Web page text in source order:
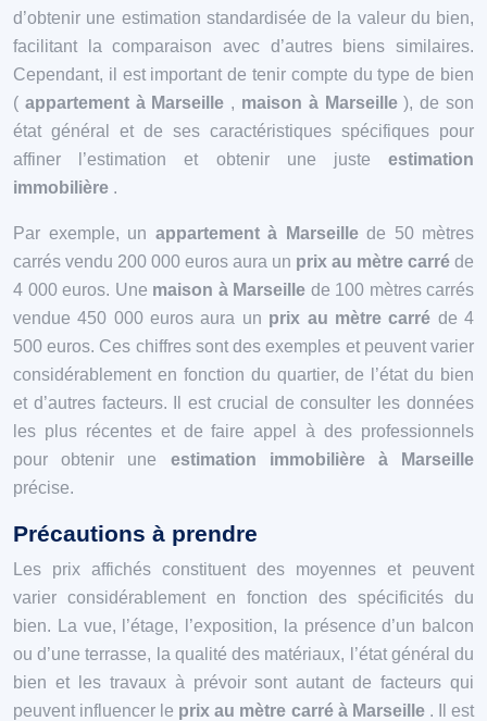
d’obtenir une estimation standardisée de la valeur du bien,
facilitant la comparaison avec d’autres biens similaires.
Cependant, il est important de tenir compte du type de bien
( appartement à Marseille , maison à Marseille), de son
état général et de ses caractéristiques spécifiques pour
affiner l’estimation et obtenir une juste estimation
immobilière .
Par exemple, un appartement à Marseille de 50 mètres
carrés vendu 200 000 euros aura un prix au mètre carré de
4 000 euros. Une maison à Marseille de 100 mètres carrés
vendue 450 000 euros aura un prix au mètre carré de 4
500 euros. Ces chiffres sont des exemples et peuvent varier
considérablement en fonction du quartier, de l’état du bien
et d’autres facteurs. Il est crucial de consulter les données
les plus récentes et de faire appel à des professionnels
pour obtenir une estimation immobilière à Marseille
précise.
Précautions à prendre
Les prix affichés constituent des moyennes et peuvent
varier considérablement en fonction des spécificités du
bien. La vue, l’étage, l’exposition, la présence d’un balcon
ou d’une terrasse, la qualité des matériaux, l’état général du
bien et les travaux à prévoir sont autant de facteurs qui
peuvent influencer le prix au mètre carré à Marseille . Il est